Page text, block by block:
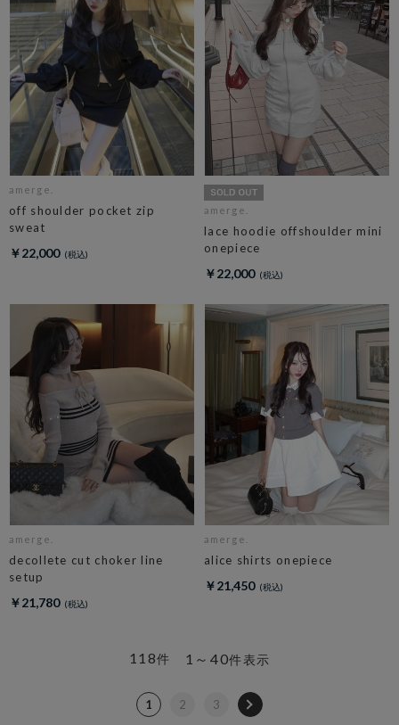
amerge.
off shoulder pocket zip
sweat
￥22,000
amerge.
lace hoodie offshoulder mini
onepiece
￥22,000
amerge.
decollete cut choker line
setup
￥21,780
amerge.
alice shirts onepiece
￥21,450
1～40件表示
118件
1 2 3